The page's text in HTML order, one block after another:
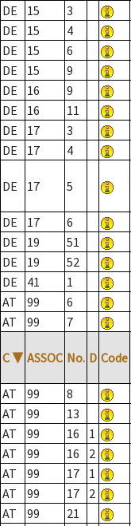
DE
15 3
DE
15 4
DE
15 6
DE
15 9
DE
16 9
DE
16 11
DE
17 3
DE
17 4
DE 17 5
DE 17 6
DE
19 51
DE
19 52
DE
41 1
AT
99 6
AT
99 7
C ▼ ASSOC No. D Code
AT
99 8
AT
99 13
AT
99 16 1
AT
99 16 2
AT
99 17 1
AT
99 17 2
AT
99 21